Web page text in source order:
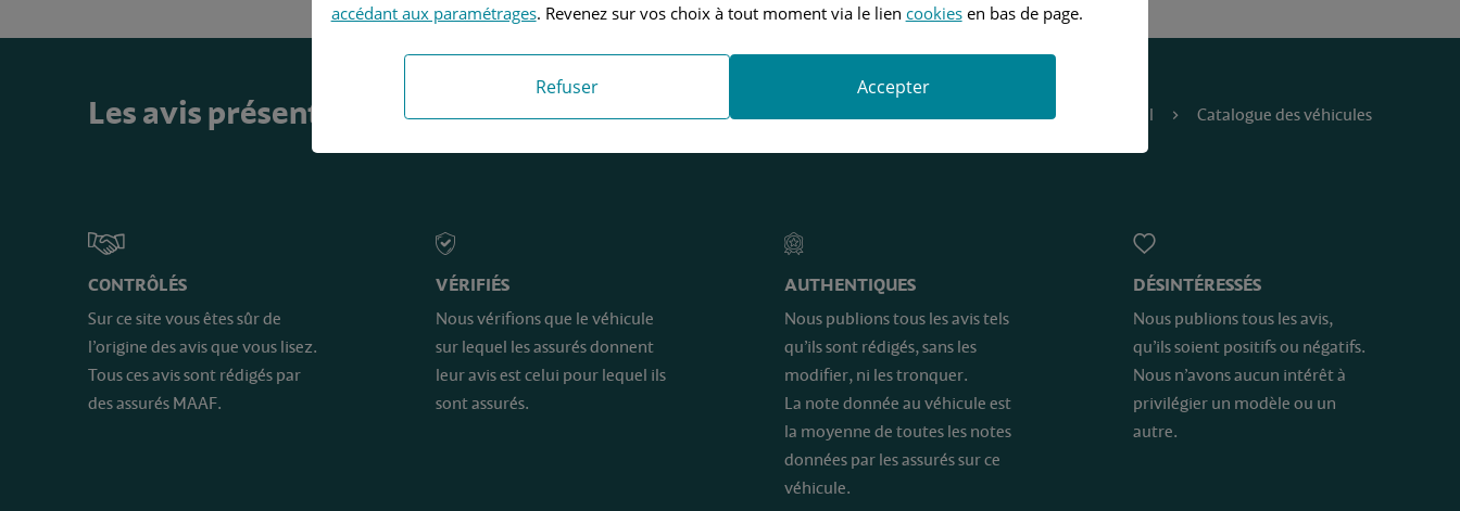
Les avis présents sur ce site sont… Accueil Catalogue des véhicules
CONTRÔLÉS
Sur ce site vous êtes sûr de
l’origine des avis que vous lisez.
Tous ces avis sont rédigés par
des assurés MAAF.
VÉRIFIÉS
Nous vérifions que le véhicule
sur lequel les assurés donnent
leur avis est celui pour lequel ils
sont assurés.
AUTHENTIQUES
Nous publions tous les avis tels
qu’ils sont rédigés, sans les
modifier, ni les tronquer.
La note donnée au véhicule est
la moyenne de toutes les notes
données par les assurés sur ce
véhicule.
DÉSINTÉRESSÉS
Nous publions tous les avis,
qu’ils soient positifs ou négatifs.
Nous n’avons aucun intérêt à
privilégier un modèle ou un
autre.
accédant aux paramétrages. Revenez sur vos choix à tout moment via le lien cookiesen bas de page.
Refuser Accepter